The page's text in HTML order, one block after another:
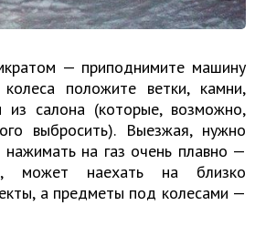
— приподнимите машину
положите ветки, камни,
из салона (которые, возможно,
выбросить). Выезжая, нужно
на газ очень плавно —
может наехать на близко
а предметы под колесами —